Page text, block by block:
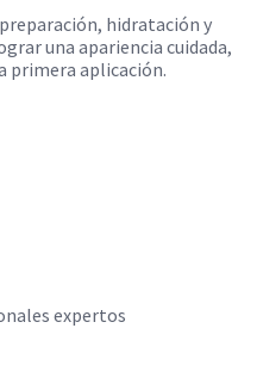
hidratación y
una apariencia cuidada,
primera aplicación.
expertos